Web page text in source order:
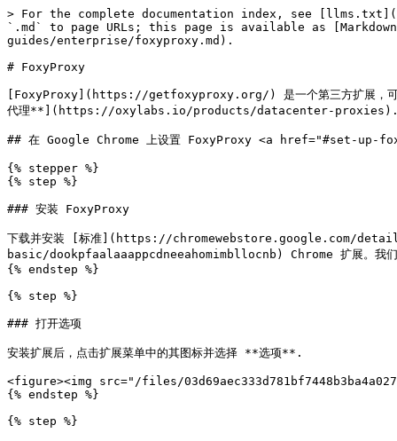
> For the complete documentation index, see
`.md` to page URLs; this page is available as
guides/enterprise/foxyproxy.md).
# FoxyProxy
[FoxyProxy](https://getfoxyproxy.org/) 是一个第三方扩展，可直
代理**](https://oxylabs.io/products/datacenter-
## 在 Google Chrome 上设置 FoxyProxy <a href="#set-
{% stepper %}
{% step %}
### 安装 FoxyProxy
下载并安装 [标准](https://chromewebstore.google.com/
basic/dookpfaalaaappcdneeahomimbllocnb) Chrome 扩展。我们
{% endstep %}
{% step %}
### 打开选项
安装扩展后，点击扩展菜单中的其图标并选择 **选项**.
<figure><img src="/files/
{% endstep %}
{% step %}